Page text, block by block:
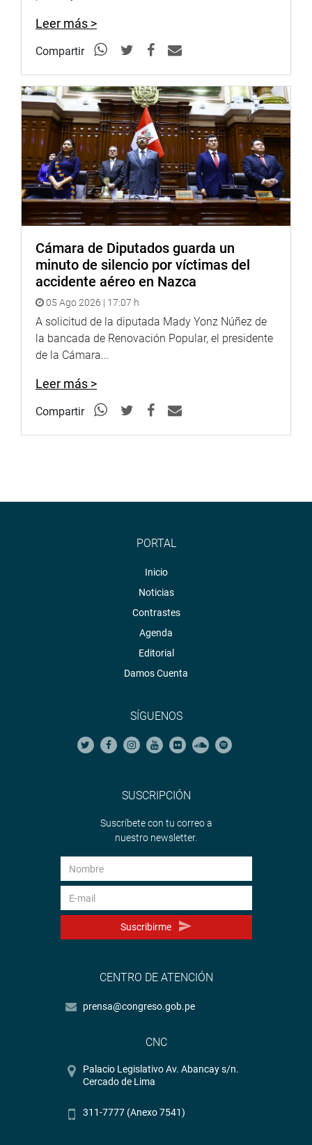
Leer más >
Compartir
Cámara de Diputados guarda un
minuto de silencio por víctimas del
accidente aéreo en Nazca
05 Ago 2026 | 17:07 h
A solicitud de la diputada Mady Yonz Núñez de
la bancada de Renovación Popular, el presidente
de la Cámara...
Leer más >
Compartir
PORTAL
Inicio
Noticias
Contrastes
Agenda
Editorial
Damos Cuenta
SÍGUENOS
SUSCRIPCIÓN
Suscríbete con tu correo a
nuestro newsletter.
Suscribirme
CENTRO DE ATENCIÓN
prensa@congreso.gob.pe
CNC
Palacio Legislativo Av. Abancay s/n.
Cercado de Lima
311-7777 (Anexo 7541)